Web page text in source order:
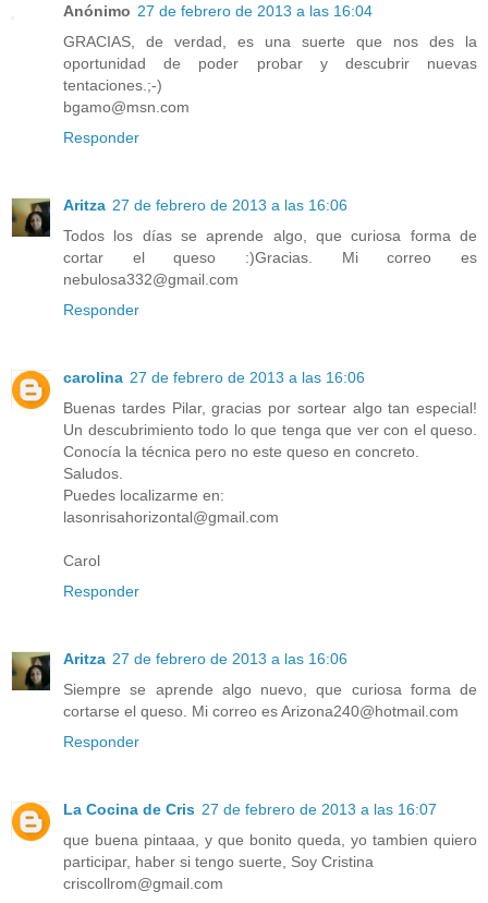
Anónimo 27 de febrero de 2013 a las 16:04
GRACIAS, de verdad, es una suerte que nos des la
oportunidad de poder probar y descubrir nuevas
tentaciones.;-)
bgamo@msn.com
Responder
Aritza 27 de febrero de 2013 a las 16:06
Todos los días se aprende algo, que curiosa forma de
cortar el queso :)Gracias. Mi correo es
nebulosa332@gmail.com
Responder
carolina 27 de febrero de 2013 a las 16:06
Buenas tardes Pilar, gracias por sortear algo tan especial!
Un descubrimiento todo lo que tenga que ver con el queso.
Conocía la técnica pero no este queso en concreto.
Saludos.
Puedes localizarme en:
lasonrisahorizontal@gmail.com
Carol
Responder
Aritza 27 de febrero de 2013 a las 16:06
Siempre se aprende algo nuevo, que curiosa forma de
cortarse el queso. Mi correo es Arizona240@hotmail.com
Responder
La Cocina de Cris 27 de febrero de 2013 a las 16:07
que buena pintaaa, y que bonito queda, yo tambien quiero
participar, haber si tengo suerte, Soy Cristina
criscollrom@gmail.com